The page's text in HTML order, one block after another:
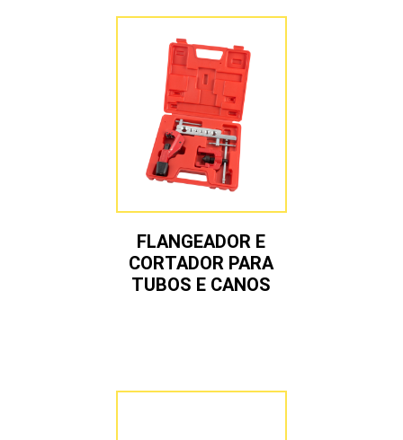
FLANGEADOR E
CORTADOR PARA
TUBOS E CANOS